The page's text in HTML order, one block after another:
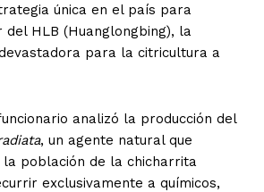
única en el país para
HLB (Huanglongbing), la
para la citricultura a
analizó la producción del
, un agente natural que
población de la chicharrita
exclusivamente a químicos,